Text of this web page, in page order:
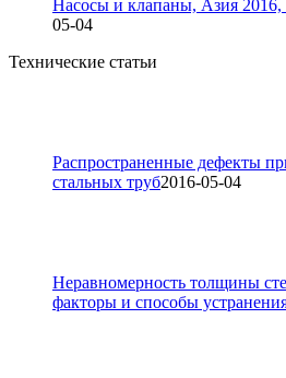
Насосы и клапаны, Азия 2016,
05-04
Технические статьи
Распространенные дефекты
стальных труб2016-05-04
Неравномерность толщины
факторы и способы